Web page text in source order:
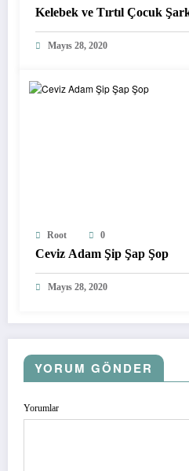
Kelebek ve Tırtıl Çocuk
Mayıs 28, 2020
Root 0
Ceviz Adam Şip Şap Şop
Mayıs 28, 2020
YORUM GÖNDER
Yorumlar